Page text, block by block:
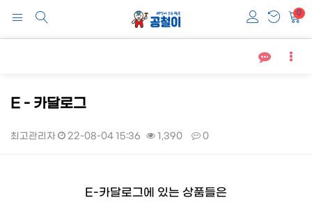
0
E - 카달로그
최고관리자 22-08-04 15:36 1,390 0
E-카달로그에 있는 상품들은